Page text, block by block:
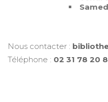
Nous contacter :
Téléphone : 02 31 78 20